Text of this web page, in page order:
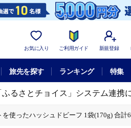
お気に入り ご利用ガイド 新規登録
旅先を探す ランキング 特集
ふるさとチョイス」システム連携
使ったハッシュドビーフ 1袋(170g) 合